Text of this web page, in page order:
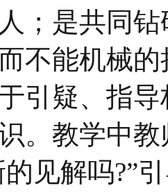
；是共同
不能机械
引疑、指
。教学中
的见解吗?”